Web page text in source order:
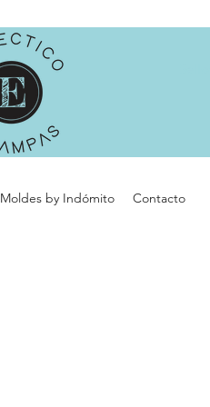
Moldes by Indómito Contacto